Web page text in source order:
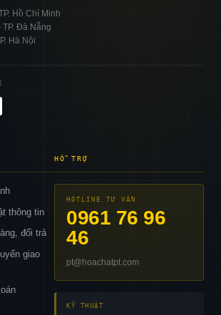
Hồ Chí Minh
Đà Nẵng
Hà Nội
thông tin
đổi trả
giao
HỖ TRỢ
HOTLINE TƯ VẤN
0961 76 96
46
pt@hoachatpt.com
KỸ THUẬT